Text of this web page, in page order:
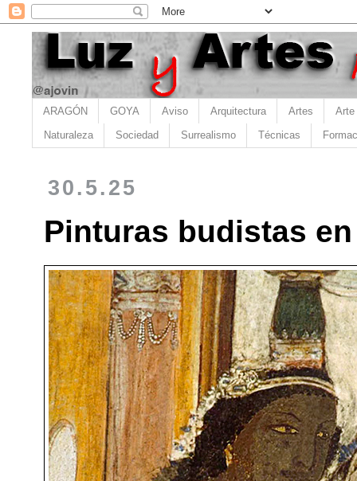
ARAGÓN GOYA Aviso Arquitectura Artes Arte
Naturaleza Sociedad Surrealismo Técnicas
30.5.25
Pinturas budistas